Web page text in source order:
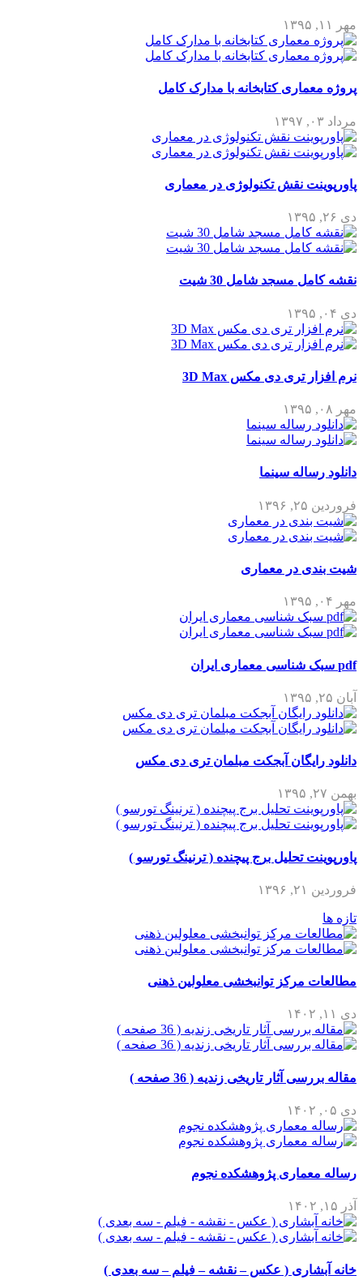
مهر ۱۱, ۱۳۹۵
پروژه معماری کتابخانه با مدارک کامل
مرداد ۰۳, ۱۳۹۷
پاورپوینت نقش تکنولوژی در معماری
دی ۲۶, ۱۳۹۵
نقشه کامل مسجد شامل 30 شیت
دی ۰۴, ۱۳۹۵
نرم افزار تری دی مکس 3D Max
مهر ۰۸, ۱۳۹۵
دانلود رساله سینما
فروردین ۲۵, ۱۳۹۶
شیت بندی در معماری
مهر ۰۴, ۱۳۹۵
pdf سبک شناسی معماری ایران
آبان ۲۵, ۱۳۹۵
دانلود رایگان آبجکت مبلمان تری دی مکس
بهمن ۲۷, ۱۳۹۵
پاورپوینت تحلیل برج پیچنده ( ترنینگ تورسو )
فروردین ۲۱, ۱۳۹۶
تازه ها
مطالعات مرکز توانبخشی معلولین ذهنی
دی ۱۱, ۱۴۰۲
مقاله بررسی آثار تاریخی زندیه ( 36 صفحه )
دی ۰۵, ۱۴۰۲
رساله معماری پژوهشکده نجوم
آذر ۱۵, ۱۴۰۲
خانه آبشاری ( عکس – نقشه – فیلم – سه بعدی )